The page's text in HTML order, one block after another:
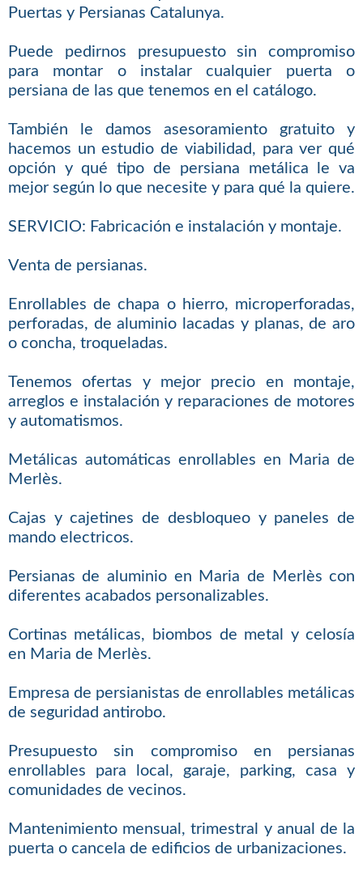
Puertas y Persianas Catalunya.
Puede pedirnos presupuesto sin compromiso
para montar o instalar cualquier puerta o
persiana de las que tenemos en el catálogo.
También le damos asesoramiento gratuito y
hacemos un estudio de viabilidad, para ver qué
opción y qué tipo de persiana metálica le va
mejor según lo que necesite y para qué la quiere.
SERVICIO: Fabricación e instalación y montaje.
Venta de persianas.
Enrollables de chapa o hierro, microperforadas,
perforadas, de aluminio lacadas y planas, de aro
o concha, troqueladas.
Tenemos ofertas y mejor precio en montaje,
arreglos e instalación y reparaciones de motores
y automatismos.
Metálicas automáticas enrollables en Maria de
Merlès.
Cajas y cajetines de desbloqueo y paneles de
mando electricos.
Persianas de aluminio en Maria de Merlès con
diferentes acabados personalizables.
Cortinas metálicas, biombos de metal y celosía
en Maria de Merlès.
Empresa de persianistas de enrollables metálicas
de seguridad antirobo.
Presupuesto sin compromiso en persianas
enrollables para local, garaje, parking, casa y
comunidades de vecinos.
Mantenimiento mensual, trimestral y anual de la
puerta o cancela de edificios de urbanizaciones.